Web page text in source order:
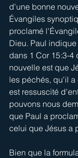
d'une bonne
Évangiles
proclamé
Dieu. Paul
dans 1 Cor 15:3-4
nouvelle est que
les péchés, qu'il a
est ressuscité
pouvons nous
que Paul a
celui que Jésus a
Bien que la